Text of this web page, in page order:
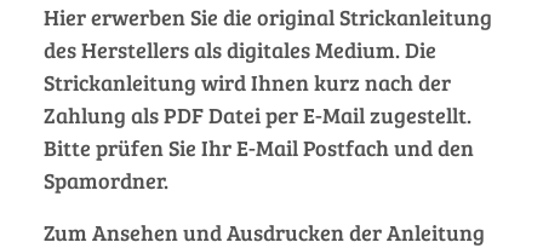
Hier erwerben Sie die original Strickanleitung
des Herstellers als digitales Medium. Die
Strickanleitung wird Ihnen kurz nach der
Zahlung als PDF Datei per E-Mail zugestellt.
Bitte prüfen Sie Ihr E-Mail Postfach und den
Spamordner.
Zum Ansehen und Ausdrucken der Anleitung